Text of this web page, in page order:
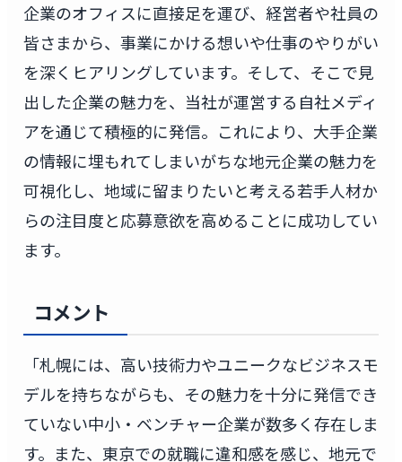
企業のオフィスに直接足を運び、経営者や社員の
皆さまから、事業にかける想いや仕事のやりがい
を深くヒアリングしています。そして、そこで見
出した企業の魅力を、当社が運営する自社メディ
アを通じて積極的に発信。これにより、大手企業
の情報に埋もれてしまいがちな地元企業の魅力を
可視化し、地域に留まりたいと考える若手人材か
らの注目度と応募意欲を高めることに成功してい
ます。
コメント
「札幌には、高い技術力やユニークなビジネスモ
デルを持ちながらも、その魅力を十分に発信でき
ていない中小・ベンチャー企業が数多く存在しま
す。また、東京での就職に違和感を感じ、地元で